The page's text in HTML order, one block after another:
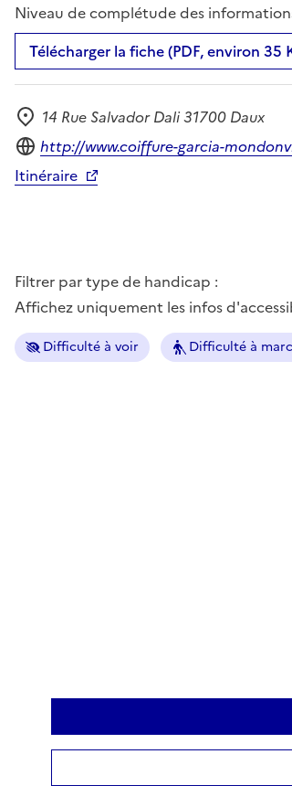
Niveau de complétude des
Télécharger la fiche (PDF, environ 35
Adresse
14 Rue Salvador Dali 31700 Daux
Site internet
http://www.coiffure-garcia-
Itinéraire
Filtrer par type de handicap :
Affichez uniquement les infos
Difficulté à voir Difficulté à